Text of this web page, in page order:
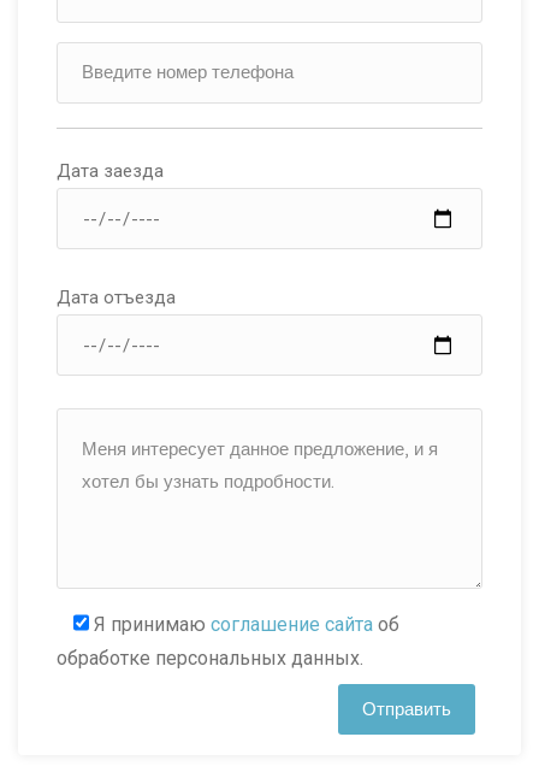
Дата заезда
Дата отъезда
Я принимаю соглашение сайта об
обработке персональных данных.